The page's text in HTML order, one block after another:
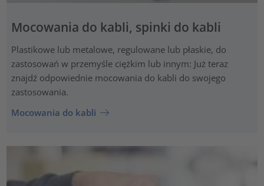
Mocowania do kabli, spinki do kabli
Plastikowe lub metalowe, regulowane lub płaskie, do
zastosowań w przemyśle ciężkim lub innym: Już teraz
znajdź odpowiednie mocowania do kabli do swojego
zastosowania.
Mocowania do kabli